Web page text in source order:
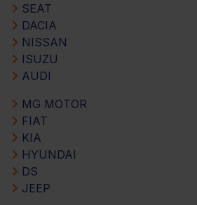
SEAT
DACIA
NISSAN
ISUZU
AUDI
MG MOTOR
FIAT
KIA
HYUNDAI
DS
JEEP